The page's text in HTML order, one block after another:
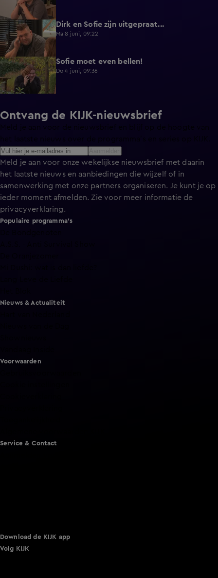
0:26 Dirk en Sofie zijn uitgepraat...
Ma 8 juni, 09:22
1:13 Sofie moet even bellen!
Do 4 juni, 09:36
Ontvang de KIJK-nieuwsbrief
Meld je aan voor onze wekelijkse nieuwsbrief met daarin
het laatste nieuws en aanbiedingen die wijzelf of in
samenwerking met onze partners organiseren. Je kunt je op
ieder moment afmelden. Zie voor meer informatie de
privacyverklaring.
Populaire programma's
Nieuws & Actualiteit
Voorwaarden
Service & Contact
Download de KIJK app
Volg KIJK